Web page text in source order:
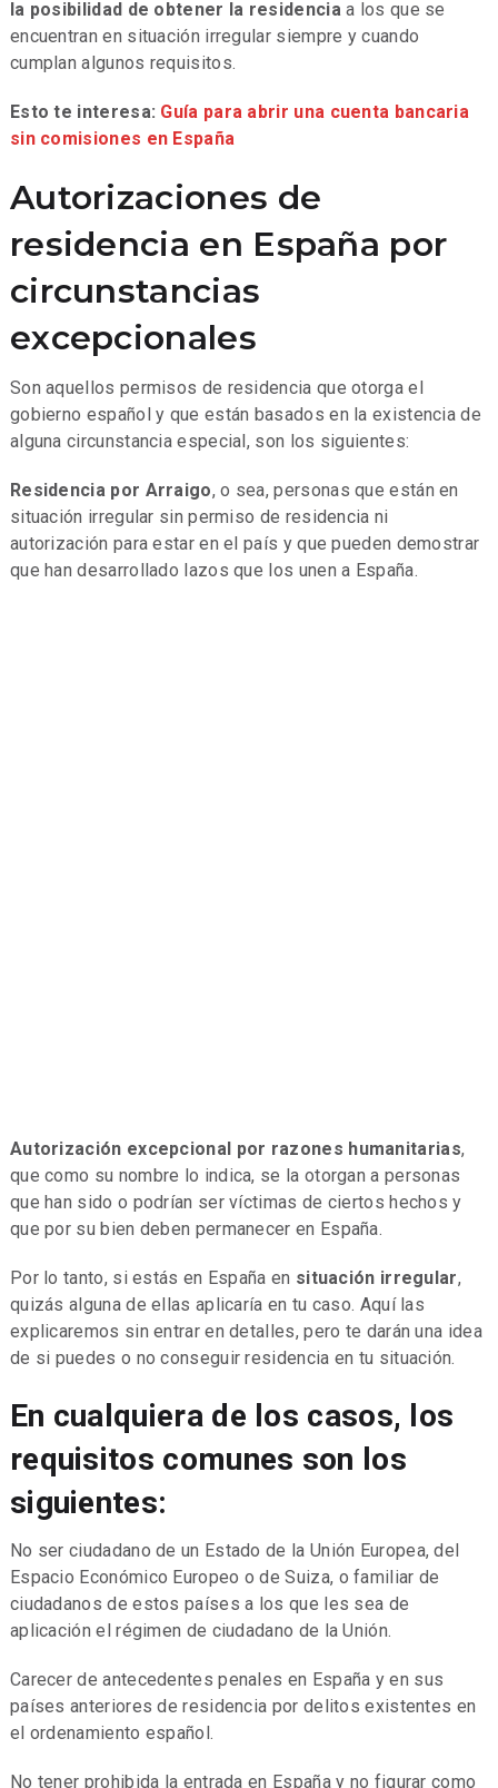
la posibilidad de obtener la residenciaa los que se
encuentran en situación irregular siempre y cuando
cumplan algunos requisitos.
Esto te interesa: Guía para abrir una cuenta bancaria
sin comisiones en España
Autorizaciones de
residencia en España por
circunstancias
excepcionales
Son aquellos permisos de residencia que otorga el
gobierno español y que están basados en la existencia de
alguna circunstancia especial, son los siguientes:
Residencia por Arraigo, o sea, personas que están en
situación irregular sin permiso de residencia ni
autorización para estar en el país y que pueden demostrar
que han desarrollado lazos que los unen a España.
Autorización excepcional por razones humanitarias,
que como su nombre lo indica, se la otorgan a personas
que han sido o podrían ser víctimas de ciertos hechos y
que por su bien deben permanecer en España.
Por lo tanto, si estás en España en situación irregular,
quizás alguna de ellas aplicaría en tu caso. Aquí las
explicaremos sin entrar en detalles, pero te darán una idea
de si puedes o no conseguir residencia en tu situación.
En cualquiera de los casos, los
requisitos comunes son los
siguientes:
No ser ciudadano de un Estado de la Unión Europea, del
Espacio Económico Europeo o de Suiza, o familiar de
ciudadanos de estos países a los que les sea de
aplicación el régimen de ciudadano de la Unión.
Carecer de antecedentes penales en España y en sus
países anteriores de residencia por delitos existentes en
el ordenamiento español.
No tener prohibida la entrada en España y no figurar como